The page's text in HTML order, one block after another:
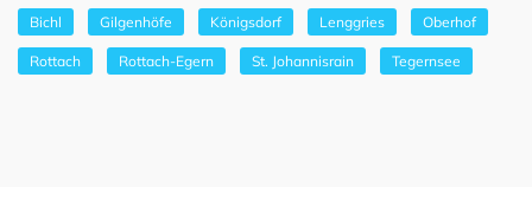
Bichl Gilgenhöfe Königsdorf Lenggries Oberhof
Rottach Rottach-Egern St. Johannisrain Tegernsee